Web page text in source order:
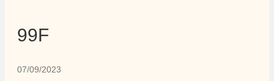
99F
07/09/2023